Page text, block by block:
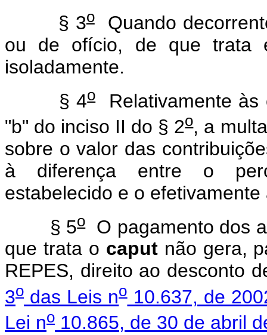
§ 3oQuando
ou de ofício, de que trata
isoladamente.
§ 4oRelativamente às
"b" do inciso II do § 2o, a
sobre o valor das
à diferença entre o
estabelecido e o efetivamente
§ 5oO pagamento dos
que trata o caput não gera,
REPES, direito ao desconto
3o das Leis no10.637, de
Lei no 10.865, de 30 de abril